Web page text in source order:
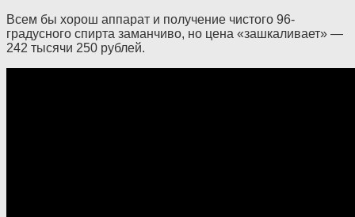
Всем бы хорош аппарат и получение чистого 96-
градусного спирта заманчиво, но цена «зашкаливает» —
242 тысячи 250 рублей.